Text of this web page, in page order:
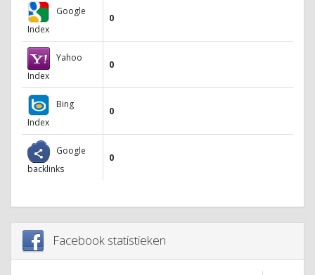
Google
Index
0
Yahoo
Index
0
Bing
Index
0
Google
backlinks
0
Facebook statistieken